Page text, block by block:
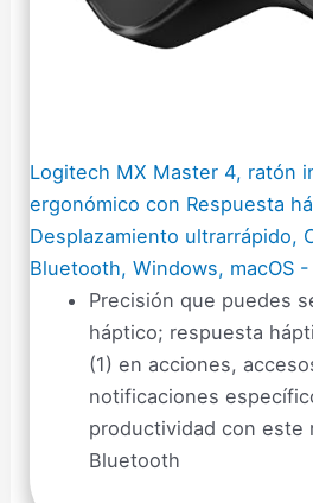
Logitech MX Master 4, ratón
ergonómico con Respuesta
Desplazamiento ultrarrápido,
Bluetooth, Windows, macOS
Precisión que puedes
háptico; respuesta
(1) en acciones,
notificaciones
productividad con este
Bluetooth